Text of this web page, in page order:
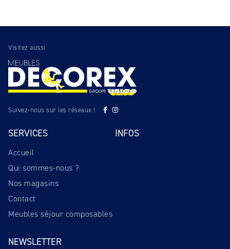
Visitez aussi
Suivez-nous sur les réseaux !
SERVICES
Accueil
Qui sommes-nous ?
Nos magasins
Contact
Meubles séjour composables
INFOS
NEWSLETTER